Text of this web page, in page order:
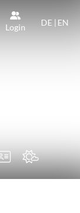
Login DE | EN
